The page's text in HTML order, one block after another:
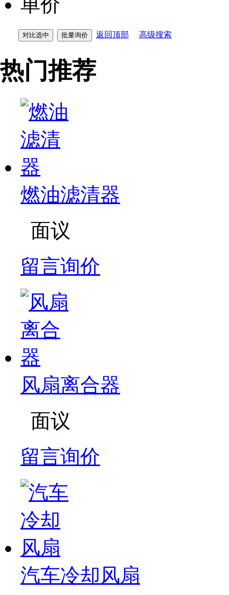
返回顶部 高级搜索
热门推荐
燃油滤清器
面议
留言询价
风扇离合器
面议
留言询价
汽车冷却风扇